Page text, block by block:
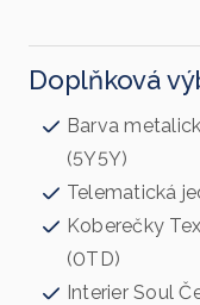
Doplňková
Barva
(5Y5Y)
Telematická
Koberečky
(0TD)
Interier Soul